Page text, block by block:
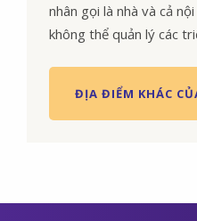
nhân gọi là nhà và cả
không thể quản lý các
ĐỊA ĐIỂM KHÁC